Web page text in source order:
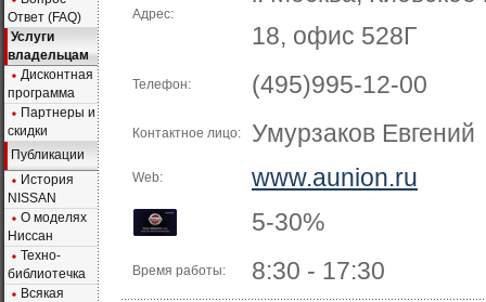
Ответ (FAQ)
Услуги
владельцам
Дисконтная
программа
Партнеры и
скидки
Публикации
История
NISSAN
О моделях
Ниссан
Техно-
библиотечка
Всякая
Адрес:
18, офис 528Г
Телефон: (495)995-12-00
Контактное лицо: Умурзаков Евгений
Web:
www.aunion.ru
5-30%
Время работы:
8:30 - 17:30